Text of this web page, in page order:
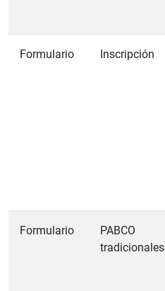
Formulario Inscripción
Formulario
PABCO
tradicionales